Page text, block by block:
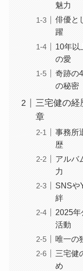
魅力
俳優と
躍
10年以
の愛
奇跡の
の秘密
三宅健の経
章
事務所
歴
アルバ
力
SNSや
絆
2025
活動
唯一の
三宅健
め